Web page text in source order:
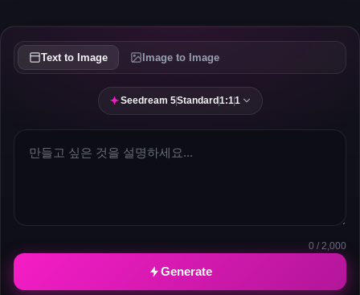
Text to Image Image to Image
Seedream 5|Standard |1:1|1
0 / 2,000
Generate